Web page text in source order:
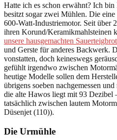
Hatte ich es schon erwähnt? Ich
besitzt sogar zwei Mühlen. Die
600-Watt-Industriemotor. Seit über
ihren Korund/Keramikmahlsteinen
unsere hausgemachten
und Gerste für anderes Backwerk.
vonstatten, doch keineswegs
gefühlt irgendwo zwischen
heutige Modelle sollen dem
übrigens soeben nachgemessen
die alte Hawos liegt mit 93 Dezibel
tatsächlich zwischen lautem
Düsenjet (110)).
Die Urmühle